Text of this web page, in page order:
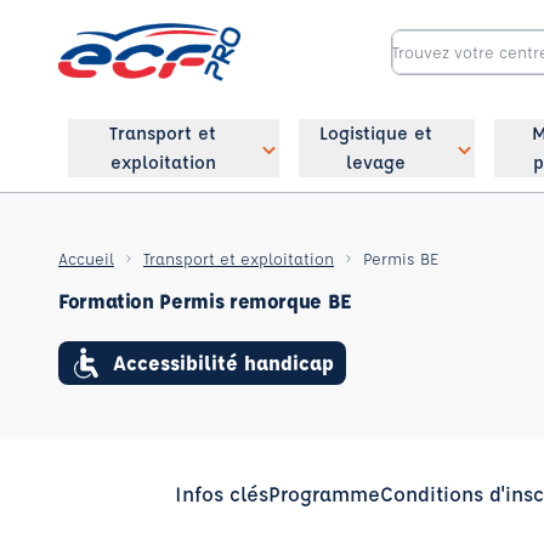
Transport et
exploitation
Logistique et
levage
Accueil Transport et exploitation Permis BE
Formation Permis remorque BE
Accessibilité handicap
Infos clésProgrammeConditions